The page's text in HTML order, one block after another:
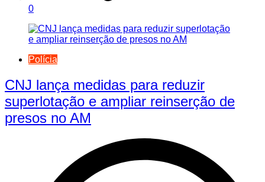
0
Polícia
CNJ lança medidas para reduzir
superlotação e ampliar reinserção de
presos no AM